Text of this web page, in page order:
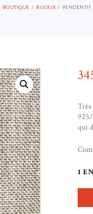
BOUTIQUE BIJOUX PENDENTIF
qui
1